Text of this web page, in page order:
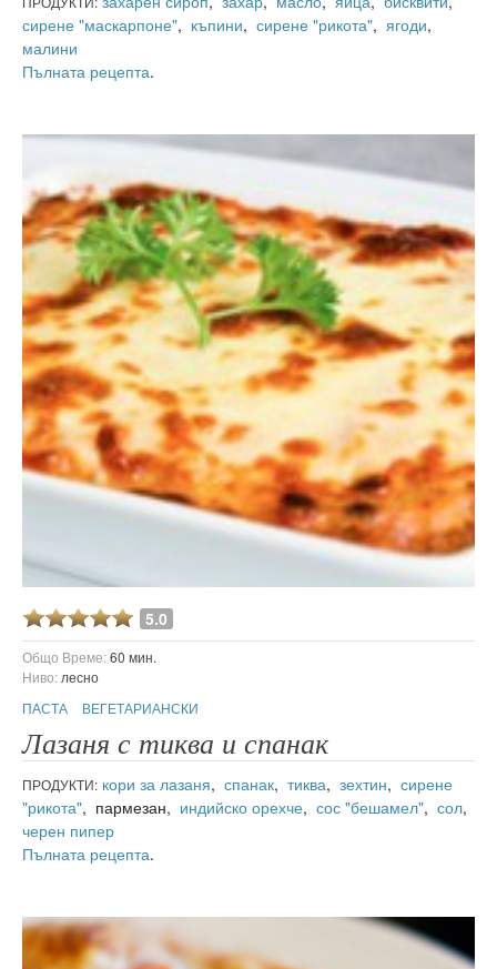
сирене "маскарпоне", къпини, сирене "рикота", ягоди,
малини
Пълната рецепта.
5.0
Общо Време:60 мин.
Ниво: лесно
ПАСТА
ВЕГЕТАРИАНСКИ
Лазаня с тиква и спанак
ПРОДУКТИ: кори за лазаня, спанак, тиква, зехтин, сирене
"рикота", пармезан, индийско орехче, сос "бешамел", сол,
черен пипер
Пълната рецепта.